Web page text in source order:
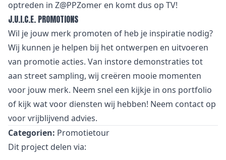
optreden in Z@PPZomer en komt dus op TV!
J.U.I.C.E. PROMOTIONS
Wil je jouw merk promoten of heb je inspiratie nodig?
Wij kunnen je helpen bij het ontwerpen en uitvoeren
van promotie acties. Van instore demonstraties tot
aan street sampling, wij creëren mooie momenten
voor jouw merk. Neem snel een kijkje in ons portfolio
of kijk wat voor diensten wij hebben! Neem contact op
voor vrijblijvend advies.
Categorien: Promotietour
Dit project delen via: